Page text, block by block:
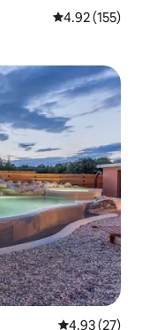
レビュー155
4.92 (155)
レビュー27
4.93 (27)